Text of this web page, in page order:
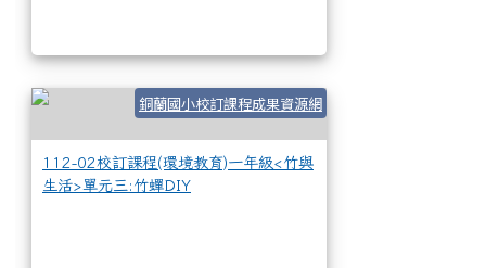
銅蘭國小校訂課程成果資源網
112-02校訂課程(環境教育)一年級<竹與
生活>單元三:竹蟬DIY